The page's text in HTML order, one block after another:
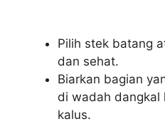
Pilih stek batang
dan sehat.
Biarkan bagian
di wadah dangkal
kalus.